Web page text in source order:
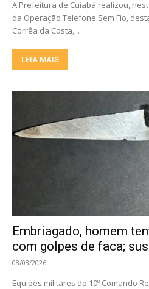
A Prefeitura de Cuiabá realizou,
da Operação Telefone Sem Fio,
Corrêa da Costa,...
LEIA MAIS
Embriagado, homem
com golpes de faca;
08/08/2026
Equipes militares do 10º Comando